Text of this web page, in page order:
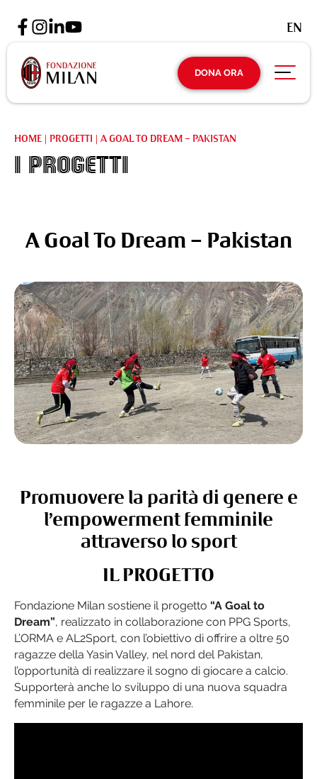
DONA ORA
EN
HOME | PROGETTI | A GOAL TO DREAM – PAKISTAN
I Progetti
A Goal To Dream – Pakistan
Promuovere la parità di genere e
l’empowerment femminile
attraverso lo sport
IL PROGETTO
Fondazione Milan sostiene il progetto “A Goal to
Dream”, realizzato in collaborazione con PPG Sports,
L’ORMA e AL2Sport, con l’obiettivo di offrire a oltre 50
ragazze della Yasin Valley, nel nord del Pakistan,
l’opportunità di realizzare il sogno di giocare a calcio.
Supporterà anche lo sviluppo di una nuova squadra
femminile per le ragazze a Lahore.